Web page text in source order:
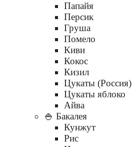
Папайя
Персик
Груша
Помело
Киви
Кокос
Кизил
Цукаты (Россия)
Цукаты яблоко
Айва
🍚 Бакалея
Кунжут
Рис